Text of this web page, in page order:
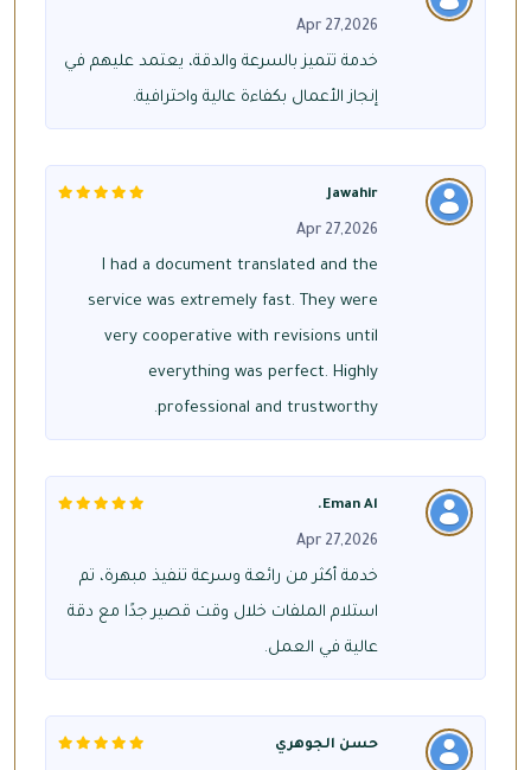
Apr 27,2026
خدمة تتميز بالسرعة والدقة، يعتمد عليهم في
إنجاز الأعمال بكفاءة عالية واحترافية.
Jawahir
Apr 27,2026
I had a document translated and the
service was extremely fast. They were
very cooperative with revisions until
everything was perfect. Highly
professional and trustworthy.
Eman Al.
Apr 27,2026
خدمة أكثر من رائعة وسرعة تنفيذ مبهرة، تم
استلام الملفات خلال وقت قصير جدًا مع دقة
عالية في العمل.
حسن الجوهري